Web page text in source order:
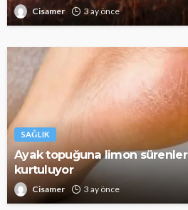
Cisamer 3 ay önce
SAĞLIK
Ayak topuğuna limon
kurtuluyor
Cisamer 3 ay önce